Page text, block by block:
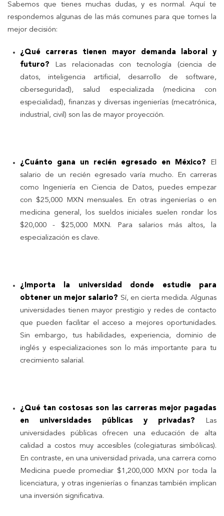
Sabemos que tienes muchas dudas, y es normal. Aquí te
respondemos algunas de las más comunes para que tomes la
mejor decisión:
¿Qué carreras tienen mayor demanda laboral y
futuro? Las relacionadas con tecnología (ciencia de
datos, inteligencia artificial, desarrollo de software,
ciberseguridad), salud especializada (medicina con
especialidad), finanzas y diversas ingenierías (mecatrónica,
industrial, civil) son las de mayor proyección.
¿Cuánto gana un recién egresado en México? El
salario de un recién egresado varía mucho. En carreras
como Ingeniería en Ciencia de Datos, puedes empezar
con $25,000 MXN mensuales. En otras ingenierías o en
medicina general, los sueldos iniciales suelen rondar los
$20,000 - $25,000 MXN. Para salarios más altos, la
especialización es clave.
¿Importa la universidad donde estudie para
obtener un mejor salario? Sí, en cierta medida. Algunas
universidades tienen mayor prestigio y redes de contacto
que pueden facilitar el acceso a mejores oportunidades.
Sin embargo, tus habilidades, experiencia, dominio de
inglés y especializaciones son lo más importante para tu
crecimiento salarial.
¿Qué tan costosas son las carreras mejor pagadas
en universidades públicas y privadas? Las
universidades públicas ofrecen una educación de alta
calidad a costos muy accesibles (colegiaturas simbólicas).
En contraste, en una universidad privada, una carrera como
Medicina puede promediar $1,200,000 MXN por toda la
licenciatura, y otras ingenierías o finanzas también implican
una inversión significativa.